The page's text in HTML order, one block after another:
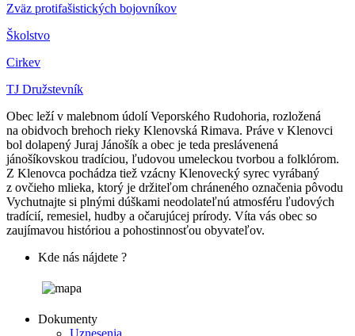
Zväz protifašistických bojovníkov
Školstvo
Cirkev
TJ Družstevník
Obec leží v malebnom údolí Veporského Rudohoria, rozložená
na obidvoch brehoch rieky Klenovská Rimava. Práve v Klenovci
bol dolapený Juraj Jánošík a obec je teda preslávenená
jánošíkovskou tradíciou, ľudovou umeleckou tvorbou a folklórom.
Z Klenovca pochádza tiež vzácny Klenovecký syrec vyrábaný
z ovčieho mlieka, ktorý je držiteľom chráneného označenia pôvodu
Vychutnajte si plnými dúškami neodolateľnú atmosféru ľudových
tradícií, remesiel, hudby a očarujúcej prírody. Víta vás obec so
zaujímavou históriou a pohostinnosťou obyvateľov.
Kde nás nájdete ?
Dokumenty